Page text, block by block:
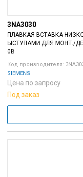
3NA3030
ПЛАВКАЯ ВСТАВКА
ЫСТУПАМИ ДЛЯ МОНТ./
0В
Код производителя:
SIEMENS
Цена по запросу
Под заказ